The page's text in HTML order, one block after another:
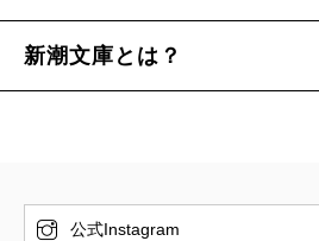
新潮文庫とは？
公式Instagram